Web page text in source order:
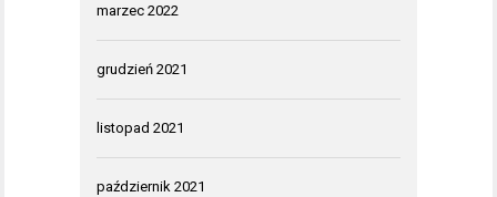
marzec 2022
grudzień 2021
listopad 2021
październik 2021